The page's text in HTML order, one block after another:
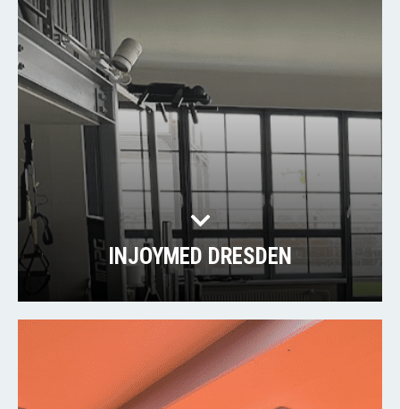
INJOYMED DRESDEN